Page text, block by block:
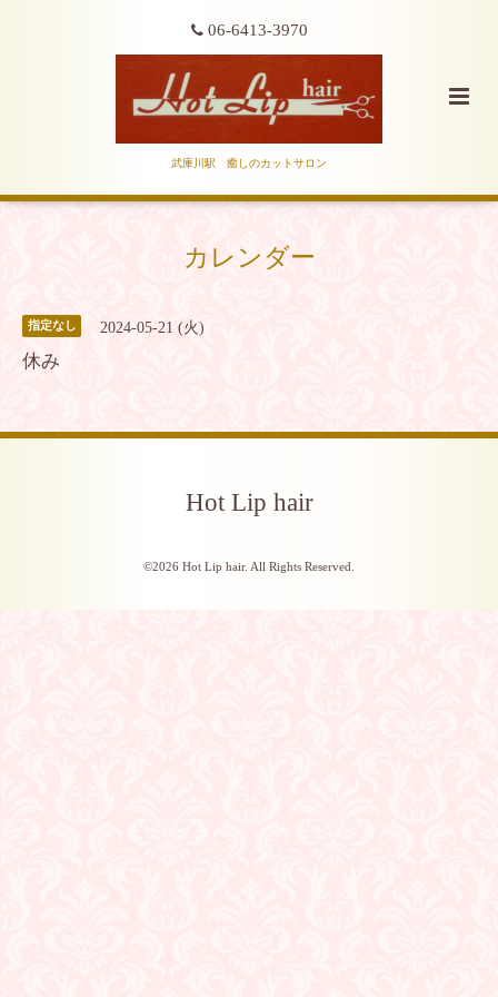
06-6413-3970
武庫川駅 癒しのカットサロン
カレンダー
指定なし 2024-05-21 (火)
休み
Hot Lip hair
©2026 Hot Lip hair. All Rights Reserved.